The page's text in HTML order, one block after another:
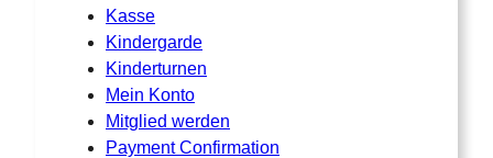
Kasse
Kindergarde
Kinderturnen
Mein Konto
Mitglied werden
Payment Confirmation